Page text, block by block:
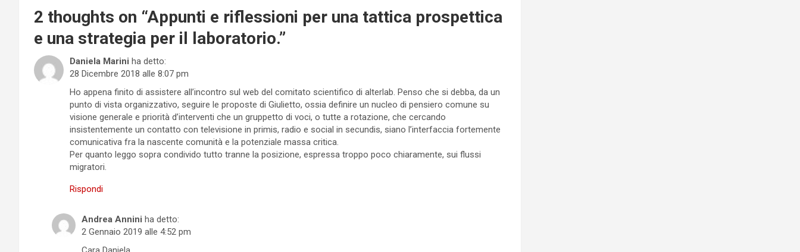
2 thoughts on “Appunti e riflessioni per una tattica prospettica
e una strategia per il laboratorio.”
Daniela Marini ha detto:
28 Dicembre 2018 alle 8:07 pm
Ho appena finito di assistere all’incontro sul web del comitato scientifico di alterlab. Penso che si debba, da un
punto di vista organizzativo, seguire le proposte di Giulietto, ossia definire un nucleo di pensiero comune su
visione generale e priorità d’interventi che un gruppetto di voci, o tutte a rotazione, che cercando
insistentemente un contatto con televisione in primis, radio e social in secundis, siano l’interfaccia fortemente
comunicativa fra la nascente comunità e la potenziale massa critica.
Per quanto leggo sopra condivido tutto tranne la posizione, espressa troppo poco chiaramente, sui flussi
migratori.
Rispondi
Andrea Annini ha detto:
2 Gennaio 2019 alle 4:52 pm